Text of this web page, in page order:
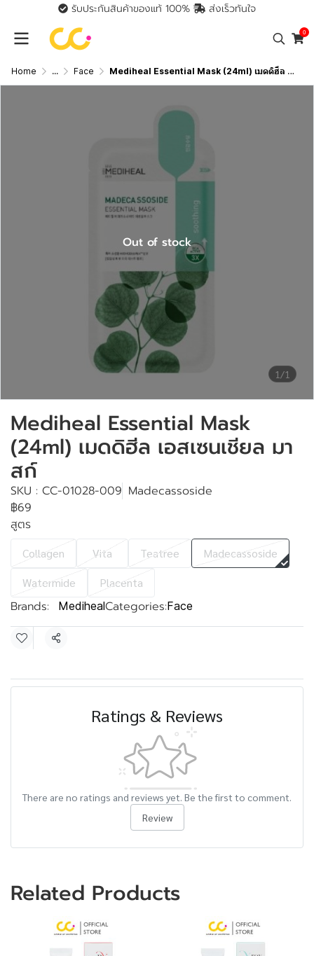
รับประกันสินค้าของแท้ 100% ส่งเร็วทันใจ
0
Home ... Face Mediheal Essential Mask (24ml) เมดดิฮีล เอสเซนเชียล มาสก์
1/1
Out of stock
Mediheal Essential Mask
(24ml) เมดดิฮีล เอสเซนเชียล มา
สก์
SKU : CC-01028-009 Madecassoside
฿69
สูตร
Collagen Vita Teatree
Madecassoside
Watermide
Placenta
Brands: MedihealCategories:Face
Share
Ratings & Reviews
There are no ratings and reviews yet. Be the first to comment.
Review
Related Products